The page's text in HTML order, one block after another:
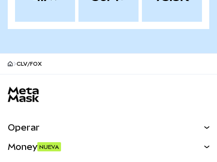
CLV/FOX
Operar
Money NUEVA